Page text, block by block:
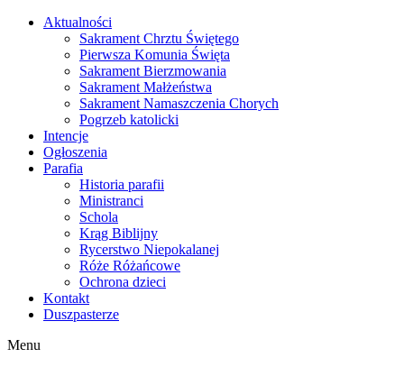
Skip
Aktualności
Sakrament Chrztu Świętego
Pierwsza Komunia Święta
Sakrament Bierzmowania
Sakrament Małżeństwa
Sakrament Namaszczenia Chorych
Pogrzeb katolicki
Intencje
Ogłoszenia
Parafia
Historia parafii
Ministranci
Schola
Krąg Biblijny
Rycerstwo Niepokalanej
Róże Różańcowe
Ochrona dzieci
Kontakt
Duszpasterze
Menu